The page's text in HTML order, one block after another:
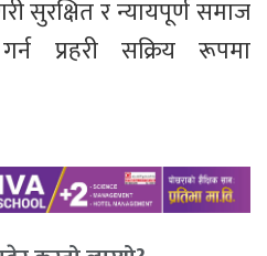
सुरक्षित र न्यायपूर्ण समाज
प्रहरी सक्रिय रूपमा